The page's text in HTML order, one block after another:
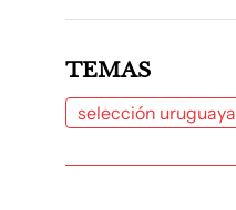
TEMAS
selección uruguaya